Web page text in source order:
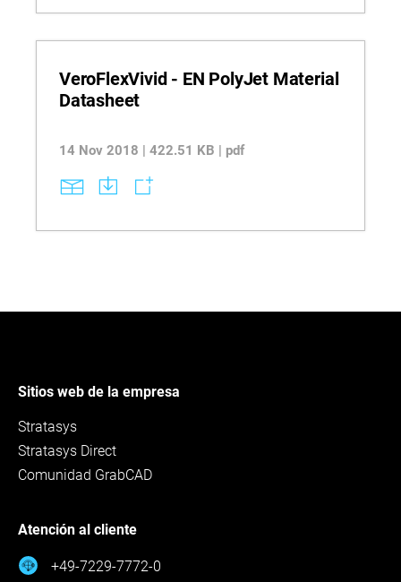
VeroFlexVivid - EN PolyJet Material
Datasheet
14 Nov 2018 | 422.51 KB | pdf
Sitios web de la empresa
Stratasys
Stratasys Direct
Comunidad GrabCAD
Atención al cliente
+49-7229-7772-0